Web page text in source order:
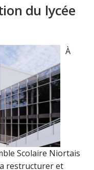
du lycée
À
Scolaire Niortais
restructurer et